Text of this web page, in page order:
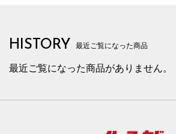
HISTORY 最近ご覧になった商品
最近ご覧になった商品がありません。